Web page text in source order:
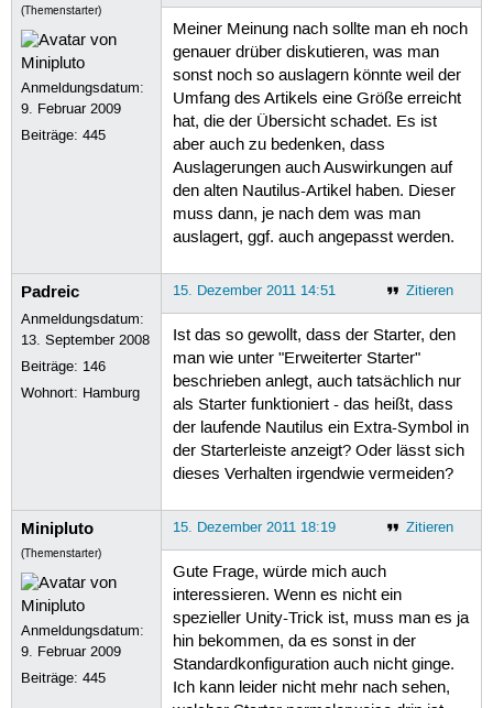
(Themenstarter)
Anmeldungsdatum:
9. Februar 2009
Beiträge:445
Meiner Meinung nach sollte man eh noch
genauer drüber diskutieren, was man
sonst noch so auslagern könnte weil der
Umfang des Artikels eine Größe erreicht
hat, die der Übersicht schadet. Es ist
aber auch zu bedenken, dass
Auslagerungen auch Auswirkungen auf
den alten Nautilus-Artikel haben. Dieser
muss dann, je nach dem was man
auslagert, ggf. auch angepasst werden.
Padreic
Anmeldungsdatum:
13. September 2008
Beiträge: 146
Wohnort: Hamburg
Zitieren
15. Dezember 2011 14:51
Ist das so gewollt, dass der Starter, den
man wie unter "Erweiterter Starter"
beschrieben anlegt, auch tatsächlich nur
als Starter funktioniert - das heißt, dass
der laufende Nautilus ein Extra-Symbol in
der Starterleiste anzeigt? Oder lässt sich
dieses Verhalten irgendwie vermeiden?
Minipluto
(Themenstarter)
Anmeldungsdatum:
9. Februar 2009
Beiträge:445
Zitieren
15. Dezember 2011 18:19
Gute Frage, würde mich auch
interessieren. Wenn es nicht ein
spezieller Unity-Trick ist, muss man es ja
hin bekommen, da es sonst in der
Standardkonfiguration auch nicht ginge.
Ich kann leider nicht mehr nach sehen,